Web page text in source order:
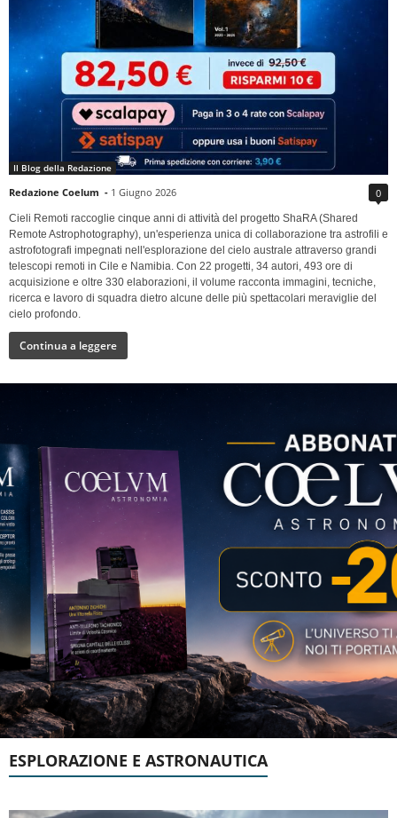
Il Blog della Redazione
Redazione Coelum - 1 Giugno 2026 0
Cieli Remoti raccoglie cinque anni di attività del progetto ShaRA (Shared
Remote Astrophotography), un'esperienza unica di collaborazione tra astrofili e
astrofotografi impegnati nell'esplorazione del cielo australe attraverso grandi
telescopi remoti in Cile e Namibia. Con 22 progetti, 34 autori, 493 ore di
acquisizione e oltre 330 elaborazioni, il volume racconta immagini, tecniche,
ricerca e lavoro di squadra dietro alcune delle più spettacolari meraviglie del
cielo profondo.
Continua a leggere
ESPLORAZIONE E ASTRONAUTICA